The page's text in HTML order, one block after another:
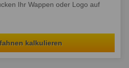
Ihr Wappen oder Logo auf
kalkulieren